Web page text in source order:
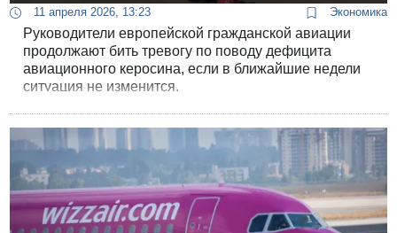
11 апреля 2026, 13:23 Экономика
Руководители европейской гражданской авиации
продолжают бить тревогу по поводу дефицита
авиационного керосина, если в ближайшие недели
ситуация не изменится.